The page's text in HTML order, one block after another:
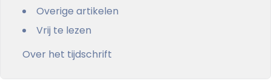
Overige artikelen
Vrij te lezen
Over het tijdschrift